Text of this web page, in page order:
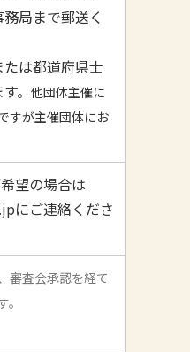
局まで郵送く
は都道府県士
。 他団体主催に
すが主催団体にお
望の場合は
にご連絡くださ
審査会承認を経て